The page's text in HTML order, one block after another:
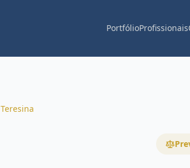
PortfólioProfissionais
Teresina